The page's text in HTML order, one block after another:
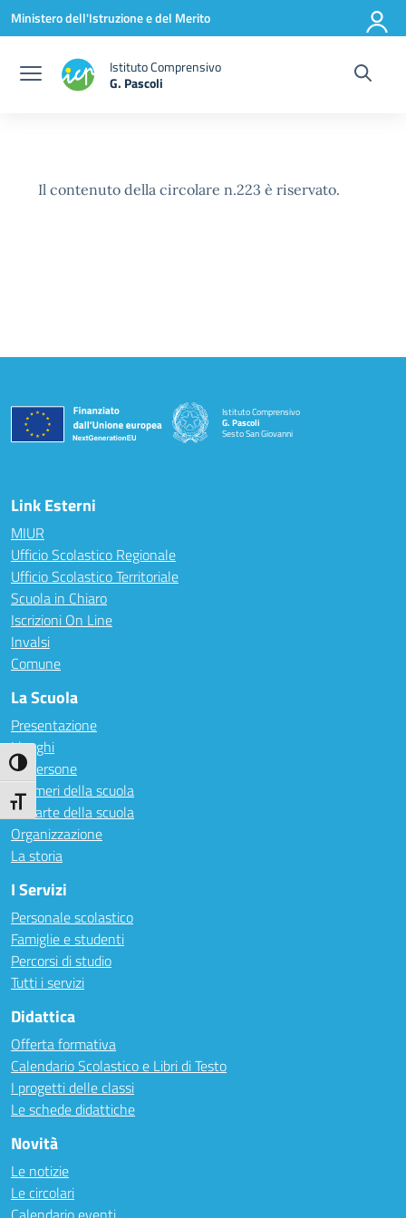
Attiva/disattiva alto contrasto
Attiva/disattiva dimensione testo
Vai ai contenuti
Vai al menu di navigazione
Vai al footer
Ministero dell'Istruzione e del Merito
Istituto Comprensivo
G. Pascoli
Il contenuto della circolare n.223 è riservato.
Istituto Comprensivo
G. Pascoli
Sesto San Giovanni
Link Esterni
MIUR
Ufficio Scolastico Regionale
Ufficio Scolastico Territoriale
Scuola in Chiaro
Iscrizioni On Line
Invalsi
Comune
La Scuola
Presentazione
I luoghi
Le persone
I numeri della scuola
Le carte della scuola
Organizzazione
La storia
I Servizi
Personale scolastico
Famiglie e studenti
Percorsi di studio
Tutti i servizi
Didattica
Offerta formativa
Calendario Scolastico e Libri di Testo
I progetti delle classi
Le schede didattiche
Novità
Le notizie
Le circolari